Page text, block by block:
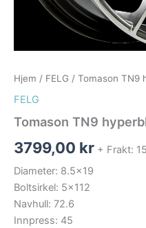
Hjem / FELG / Tomason TN9
FELG
Tomason TN9
3799,00 kr + Frakt:
Diameter: 8.5×19
Boltsirkel: 5×112
Navhull: 72.6
Innpress: 45